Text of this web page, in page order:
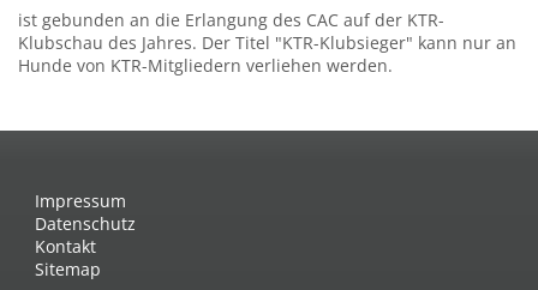
ist gebunden an die Erlangung des CAC auf der KTR-
Klubschau des Jahres. Der Titel "KTR-Klubsieger" kann nur an
Hunde von KTR-Mitgliedern verliehen werden.
Impressum
Datenschutz
Kontakt
Sitemap